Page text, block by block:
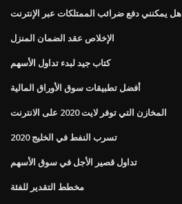
هل يمكنني دفع ضرائب الممتلكات عبر الإنترنت
الإخلاص عقد الضمان المنزل
كتاب جيد لبدء تداول الأسهم
أفضل تطبيقات سوق الأوراق المالية
المخازن التي توفر لايت 2020 على الانترنت
تسرب النفط في الخليج 2020
تداول قصير الأجل في سوق الأسهم
مخطط التقدير للفئة